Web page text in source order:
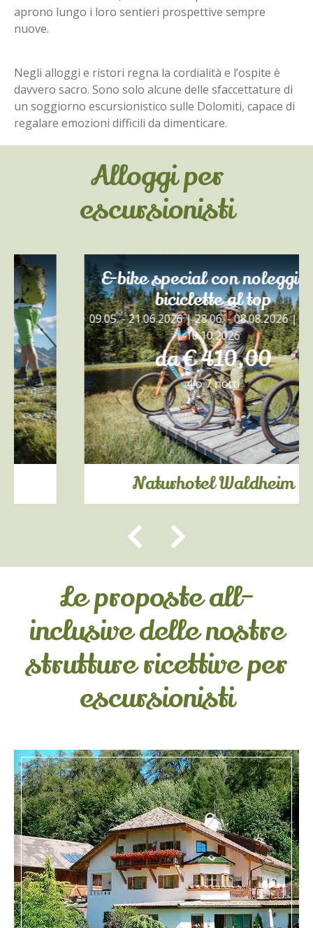
aprono lungo i loro sentieri prospettive sempre
nuove.
Negli alloggi e ristori regna la cordialità e l’ospite è
davvero sacro. Sono solo alcune delle sfaccettature di
un soggiorno escursionistico sulle Dolomiti, capace di
regalare emozioni difficili da dimenticare.
Alloggi per
escursionisti
E-bike special con noleggio di
biciclette al top
09.05. - 21.06.2026 | 28.06. - 08.08.2026 | 22.08. -
10.10.2026
da € 410,00
4 o 7 notti
Naturhotel Waldheim
Le proposte all-
inclusive delle nostre
strutture ricettive per
escursionisti